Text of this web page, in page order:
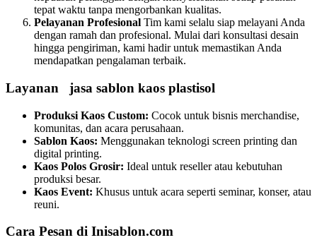
tepat waktu tanpa mengorbankan kualitas.
Pelayanan Profesional Tim kami selalu siap melayani Anda
dengan ramah dan profesional. Mulai dari konsultasi desain
hingga pengiriman, kami hadir untuk memastikan Anda
mendapatkan pengalaman terbaik.
Layanan jasa sablon kaos plastisol
Produksi Kaos Custom: Cocok untuk bisnis merchandise,
komunitas, dan acara perusahaan.
Sablon Kaos: Menggunakan teknologi screen printing dan
digital printing.
Kaos Polos Grosir: Ideal untuk reseller atau kebutuhan
produksi besar.
Kaos Event: Khusus untuk acara seperti seminar, konser, atau
reuni.
Cara Pesan di Inisablon.com